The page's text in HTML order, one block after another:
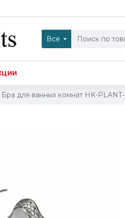
Все
Бра для ванных комнат HK-